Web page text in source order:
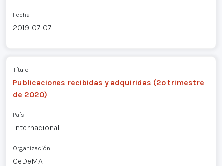
Fecha
2019-07-07
Título
Publicaciones recibidas y adquiridas (2º trimestre
de 2020)
País
Internacional
Organización
CeDeMA